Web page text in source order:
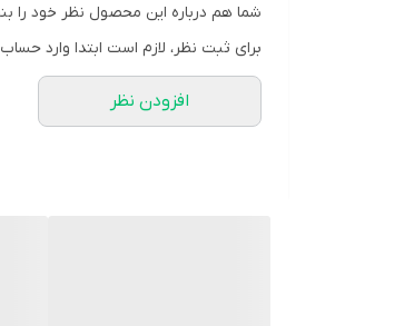
شما هم درباره این محصول نظر خود را
برای ثبت نظر، لازم است ابتدا وارد
افزودن نظر